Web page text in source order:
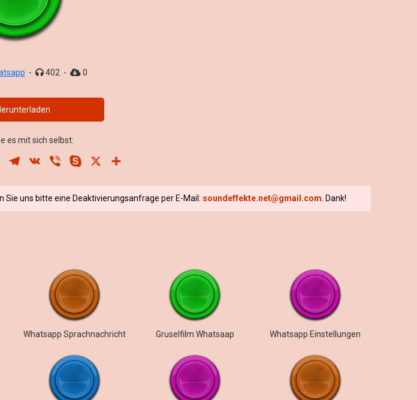
- 402 - 0
es mit sich selbst:
LinkedInTelegram
VK Viber Skype
Sie uns bitte eine Deaktivierungsanfrage per E-Mail: soundeffekte.net@gmail.com . Dank!
Whatsapp Sprachnachricht Gruselfilm Whatsaap Whatsapp Einstellungen